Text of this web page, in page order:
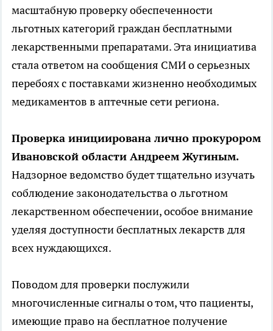
масштабную проверку обеспеченности
льготных категорий граждан бесплатными
лекарственными препаратами. Эта инициатива
стала ответом на сообщения СМИ о серьезных
перебоях с поставками жизненно необходимых
медикаментов в аптечные сети региона.
Проверка инициирована лично прокурором
Ивановской области Андреем Жугиным.
Надзорное ведомство будет тщательно изучать
соблюдение законодательства о льготном
лекарственном обеспечении, особое внимание
уделяя доступности бесплатных лекарств для
всех нуждающихся.
Поводом для проверки послужили
многочисленные сигналы о том, что пациенты,
имеющие право на бесплатное получение